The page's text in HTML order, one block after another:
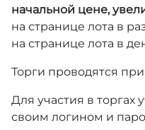
начальной цене,
на странице лота в
на странице лота в
Торги проводятся
Для участия в
своим логином и